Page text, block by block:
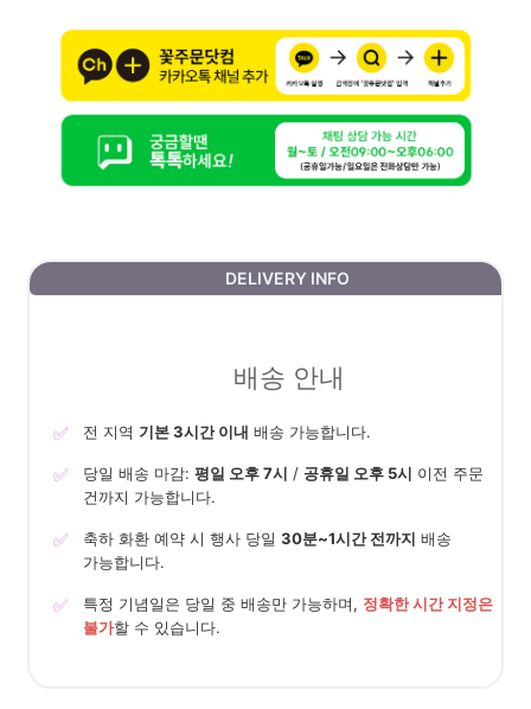
DELIVERY INFO
배송 안내
✅ 전 지역 기본 3시간 이내 배송 가능합니다.
✅ 당일 배송 마감: 평일 오후 7시 / 공휴일 오후 5시 이전 주문
건까지 가능합니다.
✅ 축하 화환 예약 시 행사 당일 30분~1시간 전까지 배송
가능합니다.
✅ 특정 기념일은 당일 중 배송만 가능하며, 정확한 시간 지정은
불가할 수 있습니다.